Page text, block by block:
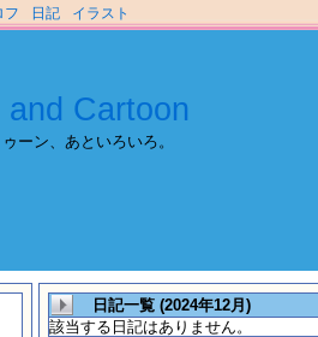
フ 日記 イラスト
and Cartoon
ーン、あといろいろ。
日記一覧 (2024年12月)
該当する日記はありません。